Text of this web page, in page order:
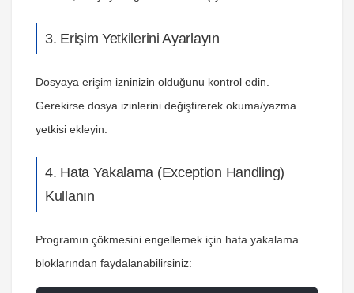
3. Erişim Yetkilerini Ayarlayın
Dosyaya erişim izninizin olduğunu kontrol edin.
Gerekirse dosya izinlerini değiştirerek okuma/yazma
yetkisi ekleyin.
4. Hata Yakalama (Exception Handling)
Kullanın
Programın çökmesini engellemek için hata yakalama
bloklarından faydalanabilirsiniz: